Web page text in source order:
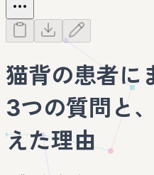
猫背の患者に
3つの質問と
えた理由